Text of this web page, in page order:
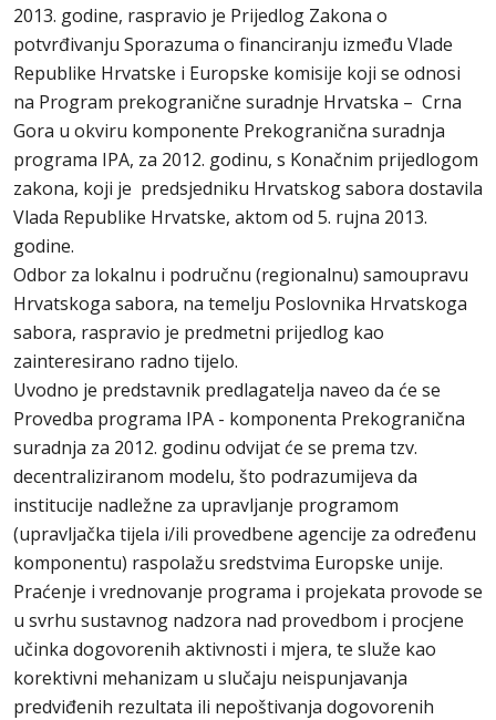
2013. godine, raspravio je Prijedlog Zakona o
potvrđivanju Sporazuma o financiranju između Vlade
Republike Hrvatske i Europske komisije koji se odnosi
na Program prekogranične suradnje Hrvatska – Crna
Gora u okviru komponente Prekogranična suradnja
programa IPA, za 2012. godinu, s Konačnim prijedlogom
zakona, koji je predsjedniku Hrvatskog sabora dostavila
Vlada Republike Hrvatske, aktom od 5. rujna 2013.
godine.
Odbor za lokalnu i područnu (regionalnu) samoupravu
Hrvatskoga sabora, na temelju Poslovnika Hrvatskoga
sabora, raspravio je predmetni prijedlog kao
zainteresirano radno tijelo.
Uvodno je predstavnik predlagatelja naveo da će se
Provedba programa IPA - komponenta Prekogranična
suradnja za 2012. godinu odvijat će se prema tzv.
decentraliziranom modelu, što podrazumijeva da
institucije nadležne za upravljanje programom
(upravljačka tijela i/ili provedbene agencije za određenu
komponentu) raspolažu sredstvima Europske unije.
Praćenje i vrednovanje programa i projekata provode se
u svrhu sustavnog nadzora nad provedbom i procjene
učinka dogovorenih aktivnosti i mjera, te služe kao
korektivni mehanizam u slučaju neispunjavanja
predviđenih rezultata ili nepoštivanja dogovorenih